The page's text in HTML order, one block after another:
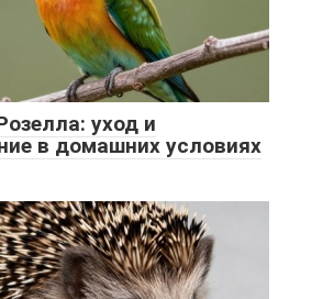
уход и
в домашних условиях